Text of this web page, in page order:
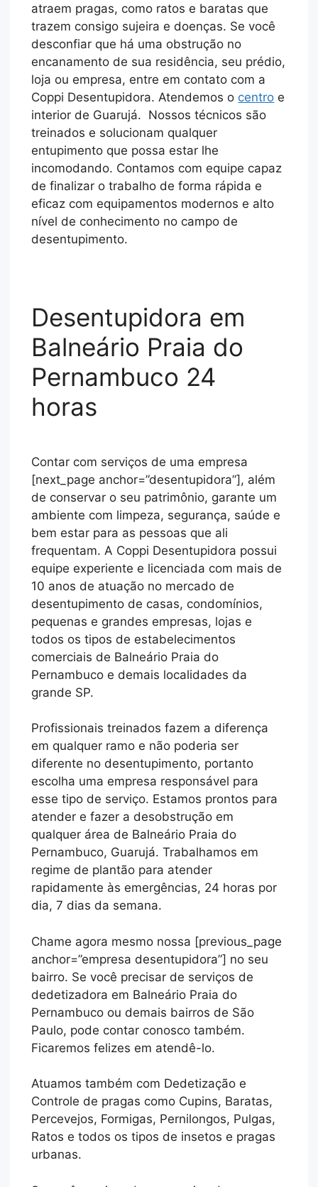
atraem pragas, como ratos e baratas que
trazem consigo sujeira e doenças. Se você
desconfiar que há uma obstrução no
encanamento de sua residência, seu prédio,
loja ou empresa, entre em contato com a
Coppi Desentupidora. Atendemos o centro e
interior de Guarujá. Nossos técnicos são
treinados e solucionam qualquer
entupimento que possa estar lhe
incomodando. Contamos com equipe capaz
de finalizar o trabalho de forma rápida e
eficaz com equipamentos modernos e alto
nível de conhecimento no campo de
desentupimento.
Desentupidora em
Balneário Praia do
Pernambuco 24
horas
Contar com serviços de uma empresa
[next_page anchor=”desentupidora”], além
de conservar o seu patrimônio, garante um
ambiente com limpeza, segurança, saúde e
bem estar para as pessoas que ali
frequentam. A Coppi Desentupidora possui
equipe experiente e licenciada com mais de
10 anos de atuação no mercado de
desentupimento de casas, condomínios,
pequenas e grandes empresas, lojas e
todos os tipos de estabelecimentos
comerciais de Balneário Praia do
Pernambuco e demais localidades da
grande SP.
Profissionais treinados fazem a diferença
em qualquer ramo e não poderia ser
diferente no desentupimento, portanto
escolha uma empresa responsável para
esse tipo de serviço. Estamos prontos para
atender e fazer a desobstrução em
qualquer área de Balneário Praia do
Pernambuco, Guarujá. Trabalhamos em
regime de plantão para atender
rapidamente às emergências, 24 horas por
dia, 7 dias da semana.
Chame agora mesmo nossa [previous_page
anchor=”empresa desentupidora”] no seu
bairro. Se você precisar de serviços de
dedetizadora em Balneário Praia do
Pernambuco ou demais bairros de São
Paulo, pode contar conosco também.
Ficaremos felizes em atendê-lo.
Atuamos também com Dedetização e
Controle de pragas como Cupins, Baratas,
Percevejos, Formigas, Pernilongos, Pulgas,
Ratos e todos os tipos de insetos e pragas
urbanas.